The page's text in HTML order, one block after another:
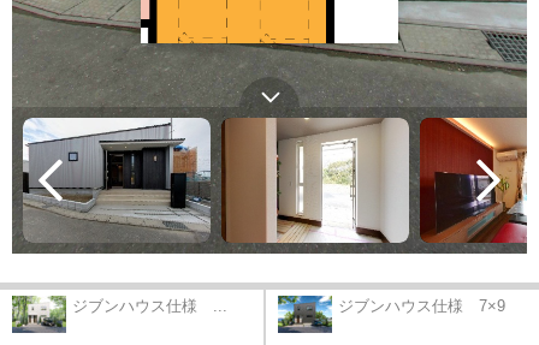
ジブンハウス仕様 ... ジブンハウス仕様 7×9